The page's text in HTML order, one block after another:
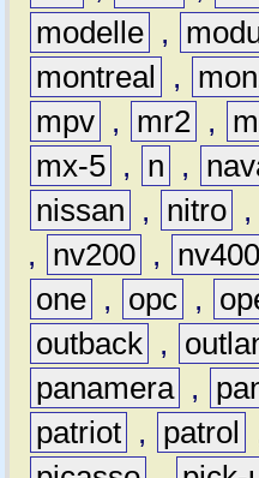
modelle ,
montreal
,
mpv , mr2 ,
mx-5 , n ,
nissan
, nitro ,
,
nv200 , nv400
one , opc ,
outback ,
panamera ,
patriot , patrol